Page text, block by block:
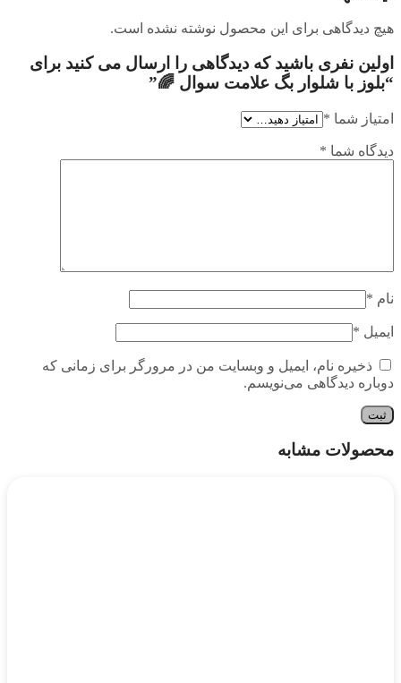
هیچ دیدگاهی برای این محصول نوشته نشده است.
اولین نفری باشید که دیدگاهی را ارسال می کنید برای
“بلوز با شلوار بگ علامت سوال 🌈”
امتیاز شما *
دیدگاه شما *
نام *
ایمیل *
ذخیره نام، ایمیل و وبسایت من در مرورگر برای زمانی که
دوباره دیدگاهی می‌نویسم.
محصولات مشابه